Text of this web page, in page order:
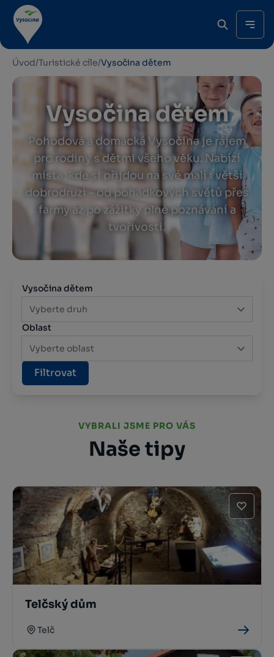
Úvod/Turistické cíle/Vysočina dětem
Vysočina dětem
Pohodová a domácká Vysočina je rájem
pro rodiny s dětmi všeho věku. Nabízí
místa, kde si přijdou na své malí i větší
dobrodruzi – od pohádkových světů přes
farmy až po zážitky plné poznávání a
tvořivosti.
Vysočina dětem
Vyberte druh
Oblast
Vyberte oblast
Filtrovat
VYBRALI JSME PRO VÁS
Naše tipy
Telčský dům
Telč